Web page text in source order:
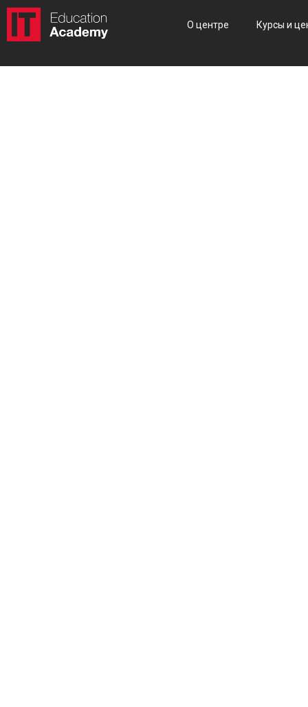
О центре Курсы и